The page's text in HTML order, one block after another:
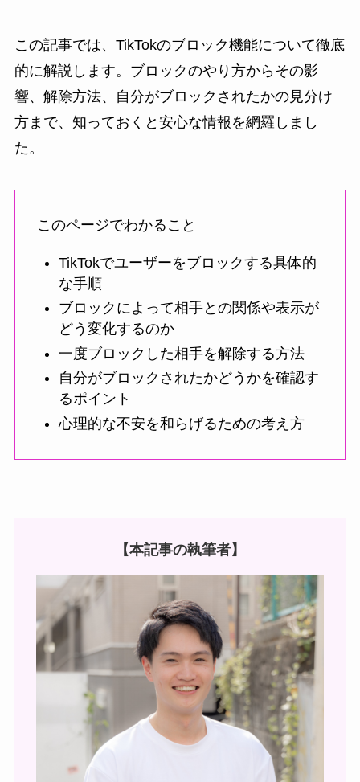
この記事では、TikTokのブロック機能について徹底
的に解説します。ブロックのやり方からその影
響、解除方法、自分がブロックされたかの見分け
方まで、知っておくと安心な情報を網羅しまし
た。
このページでわかること
TikTokでユーザーをブロックする具体的
な手順
ブロックによって相手との関係や表示が
どう変化するのか
一度ブロックした相手を解除する方法
自分がブロックされたかどうかを確認す
るポイント
心理的な不安を和らげるための考え方
【本記事の執筆者】